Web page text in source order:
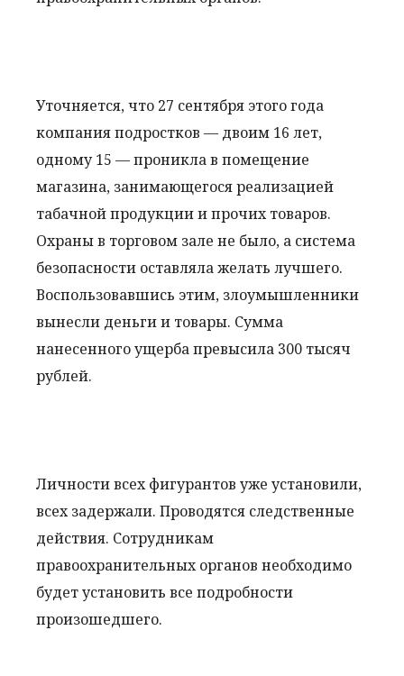
Уточняется, что 27 сентября этого года
компания подростков — двоим 16 лет,
одному 15 — проникла в помещение
магазина, занимающегося реализацией
табачной продукции и прочих товаров.
Охраны в торговом зале не было, а система
безопасности оставляла желать лучшего.
Воспользовавшись этим, злоумышленники
вынесли деньги и товары. Сумма
нанесенного ущерба превысила 300 тысяч
рублей.
Личности всех фигурантов уже установили,
всех задержали. Проводятся следственные
действия. Сотрудникам
правоохранительных органов необходимо
будет установить все подробности
произошедшего.